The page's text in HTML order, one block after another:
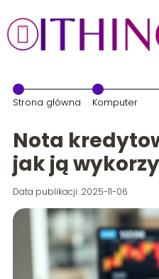
Strona główna Komputer
Nota
jak ją
Data publikacji: 2025-11-06